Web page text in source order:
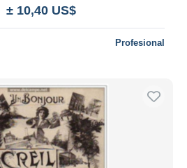
± 10,40 US$
Profesional